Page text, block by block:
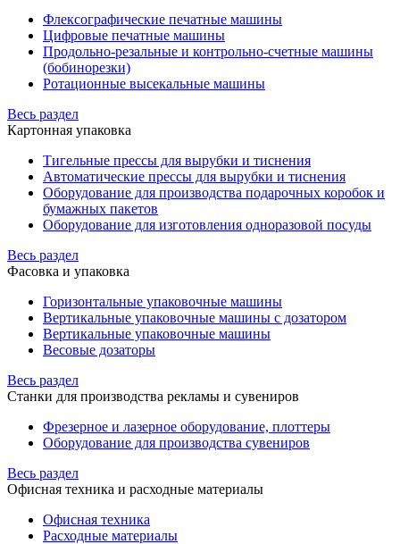
Флексографические печатные машины
Цифровые печатные машины
Продольно-резальные и контрольно-счетные машины
(бобинорезки)
Ротационные высекальные машины
Весь раздел
Картонная упаковка
Тигельные прессы для вырубки и тиснения
Автоматические прессы для вырубки и тиснения
Оборудование для производства подарочных коробок и
бумажных пакетов
Оборудование для изготовления одноразовой посуды
Весь раздел
Фасовка и упаковка
Горизонтальные упаковочные машины
Вертикальные упаковочные машины с дозатором
Вертикальные упаковочные машины
Весовые дозаторы
Весь раздел
Станки для производства рекламы и сувениров
Фрезерное и лазерное оборудование, плоттеры
Оборудование для производства сувениров
Весь раздел
Офисная техника и расходные материалы
Офисная техника
Расходные материалы